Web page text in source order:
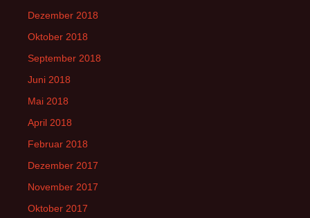
Dezember 2018
Oktober 2018
September 2018
Juni 2018
Mai 2018
April 2018
Februar 2018
Dezember 2017
November 2017
Oktober 2017